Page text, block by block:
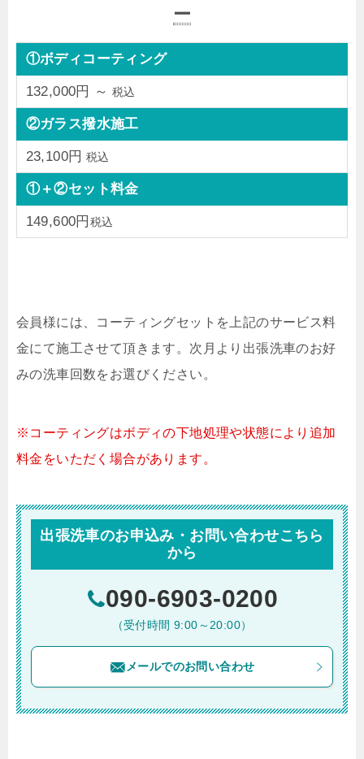
ー
①ボディコーティング
132,000円 ～ 税込
②ガラス撥水施工
23,100円 税込
①＋②セット料金
149,600円 税込
会員様には、コーティングセットを上記のサービス料
金にて施工させて頂きます。次月より出張洗車のお好
みの洗車回数をお選びください。
※コーティングはボディの下地処理や状態により追加
料金をいただく場合があります。
出張洗車のお申込み・お問い合わせこちら
から
090-6903-0200
（受付時間 9:00～20:00）
メールでのお問い合わせ